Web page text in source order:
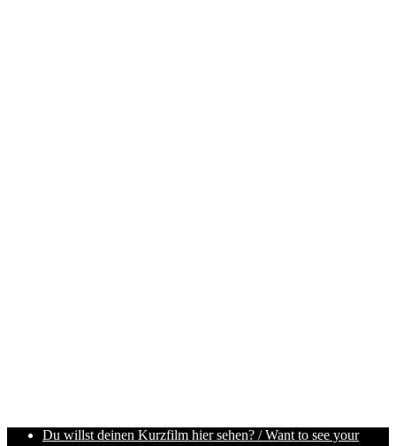
Du willst deinen Kurzfilm hier sehen? / Want to see your